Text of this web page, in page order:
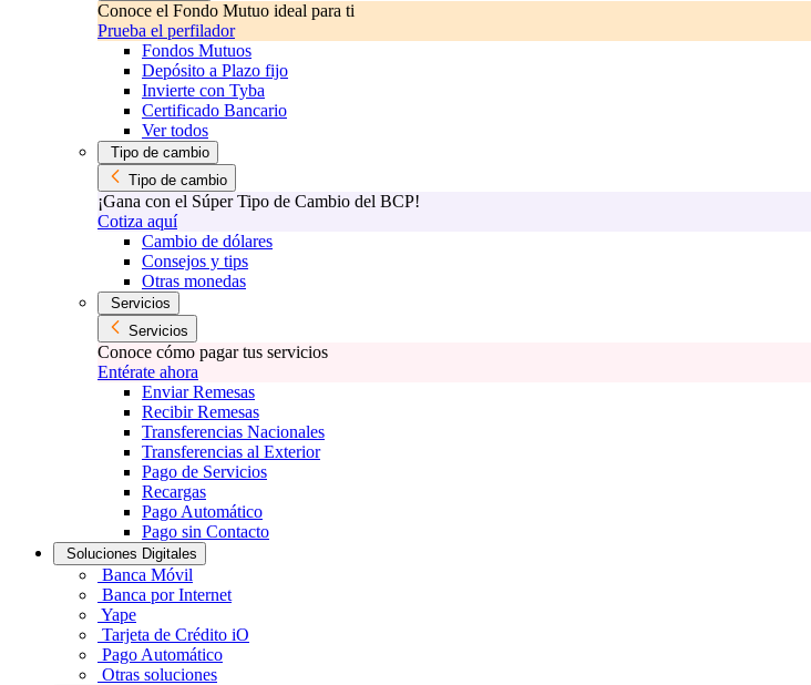
Conoce el Fondo Mutuo ideal para ti
Prueba el perfilador
Fondos Mutuos
Depósito a Plazo fijo
Invierte con Tyba
Certificado Bancario
Ver todos
Tipo de cambio
Tipo de cambio
¡Gana con el Súper Tipo de Cambio del BCP!
Cotiza aquí
Cambio de dólares
Consejos y tips
Otras monedas
Servicios
Servicios
Conoce cómo pagar tus servicios
Entérate ahora
Enviar Remesas
Recibir Remesas
Transferencias Nacionales
Transferencias al Exterior
Pago de Servicios
Recargas
Pago Automático
Pago sin Contacto
Soluciones Digitales
Banca Móvil
Banca por Internet
Yape
Tarjeta de Crédito iO
Pago Automático
Otras soluciones